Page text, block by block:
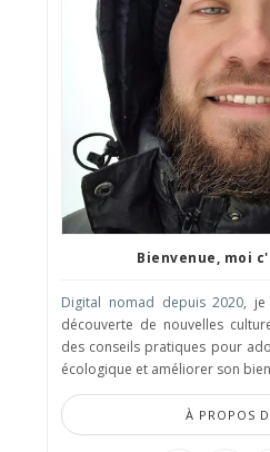
Bienvenue, moi
Digital nomad depuis 2020, je
découverte de nouvelles
des conseils pratiques pour
écologique et améliorer son
À PROPOS